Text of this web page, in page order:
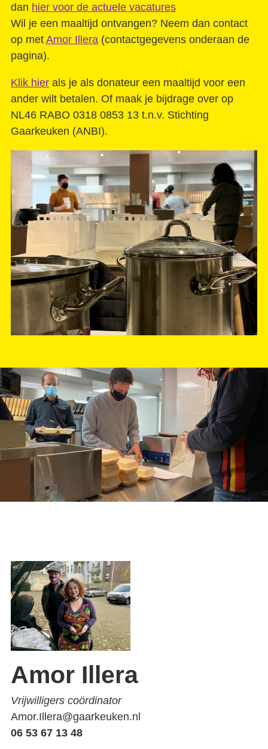
dan hier voor de actuele vacatures
Wil je een maaltijd ontvangen? Neem dan contact
op met Amor Illera (contactgegevens onderaan de
pagina).
Klik hier als je als donateur een maaltijd voor een
ander wilt betalen. Of maak je bijdrage over op
NL46 RABO 0318 0853 13 t.n.v. Stichting
Gaarkeuken (ANBI).
Amor Illera
Vrijwilligers coördinator
Amor.Illera@gaarkeuken.nl
06 53 67 13 48